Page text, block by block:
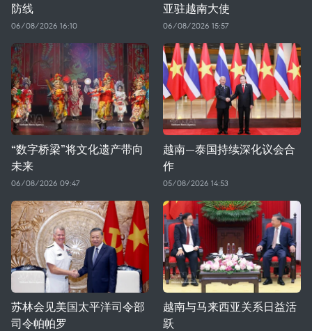
防线
06/08/2026 16:10
亚驻越南大使
06/08/2026 15:57
“数字桥梁”将文化遗产带向
未来
06/08/2026 09:47
越南—泰国持续深化议会合
作
05/08/2026 14:53
苏林会见美国太平洋司令部
司令帕帕罗
越南与马来西亚关系日益活
跃